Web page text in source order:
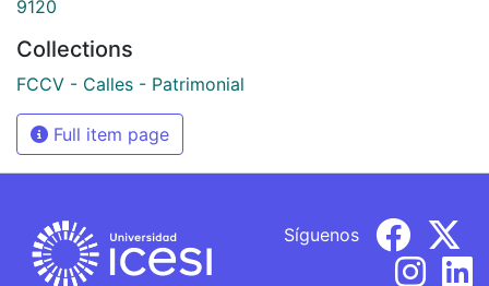
9120
Collections
FCCV - Calles - Patrimonial
Full item page
Síguenos